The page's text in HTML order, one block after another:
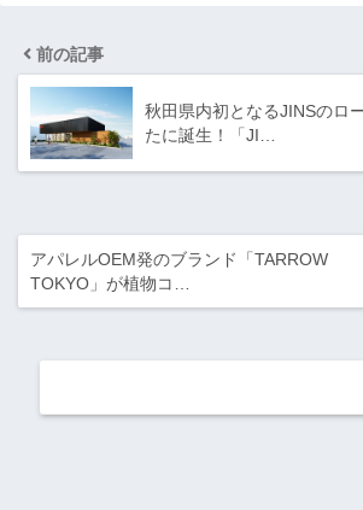
前の記事
秋田県内初となるJINSのロ
たに誕生！「JI…
アパレルOEM発のブランド「TARROW
TOKYO」が植物コ…